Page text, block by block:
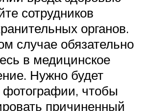
сотрудников
органов.
случае обязательно
в медицинское
Нужно будет
фотографии, чтобы
причиненный